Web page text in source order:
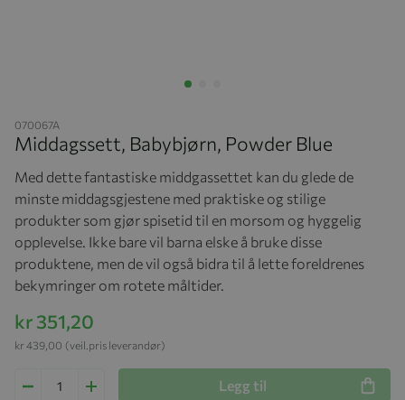
070067A
Middagssett, Babybjørn, Powder Blue
Med dette fantastiske middgassettet kan du glede de
minste middagsgjestene med praktiske og stilige
produkter som gjør spisetid til en morsom og hyggelig
opplevelse. Ikke bare vil barna elske å bruke disse
produktene, men de vil også bidra til å lette foreldrenes
bekymringer om rotete måltider.
kr 351,20
(veil.pris leverandør)
kr 439,00
Legg til